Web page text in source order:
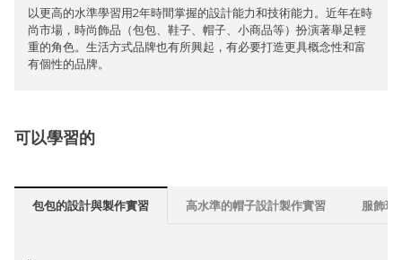
以更高的水準學習用2年時間掌握的設計能力和技術能力。近年在時
尚市場，時尚飾品（包包、鞋子、帽子、小商品等）扮演著舉足輕
重的角色。生活方式品牌也有所興起，有必要打造更具概念性和富
有個性的品牌。
可以學習的
包包的設計與製作實習 高水準的帽子設計製作實習 服飾珠